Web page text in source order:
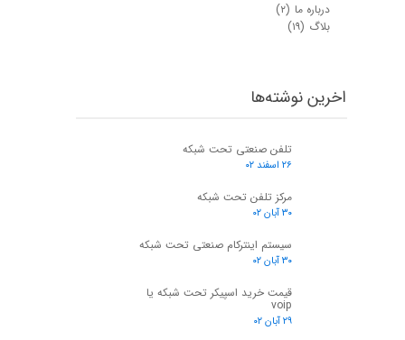
درباره ما (۲)
بلاگ (۱۹)
اخرین نوشته‌ها
تلفن صنعتی تحت شبکه
۲۶ اسفند ۰۲
مرکز تلفن تحت شبکه
۳۰ آبان ۰۲
سیستم اینترکام صنعتی تحت شبکه
۳۰ آبان ۰۲
قیمت خرید اسپیکر تحت شبکه یا
voip
۲۹ آبان ۰۲